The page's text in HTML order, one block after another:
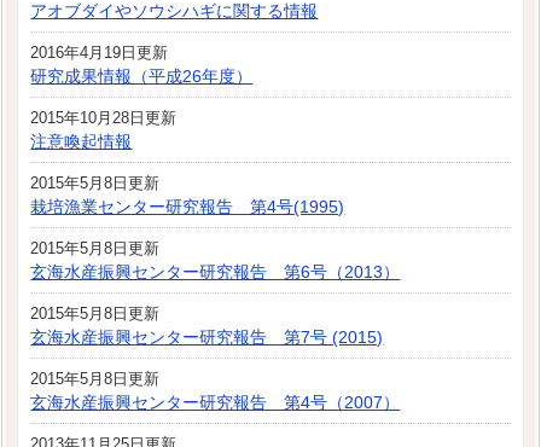
アオブダイやソウシハギに関する情報
2016年4月19日更新
研究成果情報（平成26年度）
2015年10月28日更新
注意喚起情報
2015年5月8日更新
栽培漁業センター研究報告 第4号(1995)
2015年5月8日更新
玄海水産振興センター研究報告 第6号（2013）
2015年5月8日更新
玄海水産振興センター研究報告 第7号 (2015)
2015年5月8日更新
玄海水産振興センター研究報告 第4号（2007）